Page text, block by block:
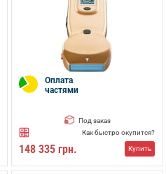
Оплата
частями
Под заказ
Как быстро окупится?
148 335 грн. Купить